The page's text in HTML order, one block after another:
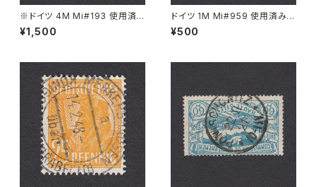
※ドイツ 4M Mi#193 使用済
み切手｜VARREL 30.11.1922
¥1,500
ドイツ 1M Mi#959 使用済み切
手｜STENDAL 11.8.1947
¥500